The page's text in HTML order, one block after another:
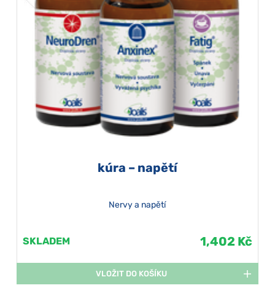
kúra – napětí
Nervy a napětí
SKLADEM 1,402 Kč
VLOŽIT DO KOŠÍKU